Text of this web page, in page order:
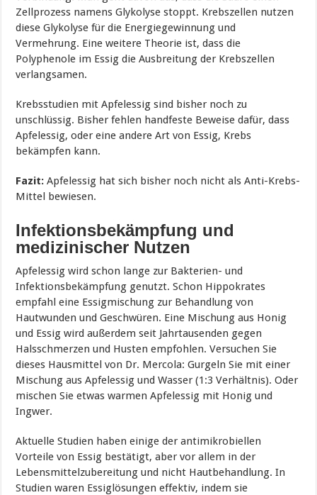
Zellprozess namens Glykolyse stoppt. Krebszellen nutzen
diese Glykolyse für die Energiegewinnung und
Vermehrung. Eine weitere Theorie ist, dass die
Polyphenole im Essig die Ausbreitung der Krebszellen
verlangsamen.
Krebsstudien mit Apfelessig sind bisher noch zu
unschlüssig. Bisher fehlen handfeste Beweise dafür, dass
Apfelessig, oder eine andere Art von Essig, Krebs
bekämpfen kann.
Fazit: Apfelessig hat sich bisher noch nicht als Anti-Krebs-
Mittel bewiesen.
Infektionsbekämpfung und
medizinischer Nutzen
Apfelessig wird schon lange zur Bakterien- und
Infektionsbekämpfung genutzt. Schon Hippokrates
empfahl eine Essigmischung zur Behandlung von
Hautwunden und Geschwüren. Eine Mischung aus Honig
und Essig wird außerdem seit Jahrtausenden gegen
Halsschmerzen und Husten empfohlen. Versuchen Sie
dieses Hausmittel von Dr. Mercola: Gurgeln Sie mit einer
Mischung aus Apfelessig und Wasser (1:3 Verhältnis). Oder
mischen Sie etwas warmen Apfelessig mit Honig und
Ingwer.
Aktuelle Studien haben einige der antimikrobiellen
Vorteile von Essig bestätigt, aber vor allem in der
Lebensmittelzubereitung und nicht Hautbehandlung. In
Studien waren Essiglösungen effektiv, indem sie